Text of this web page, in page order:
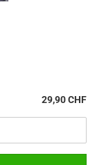
29,90 CHF